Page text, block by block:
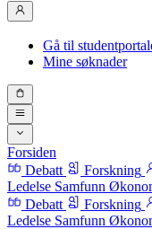
Gå til
Mine søknader
Forsiden
Debatt
Forskning
Ledelse Samfunn
Debatt
Forskning
Ledelse Samfunn